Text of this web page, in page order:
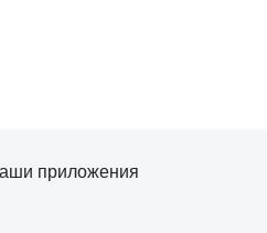
приложения